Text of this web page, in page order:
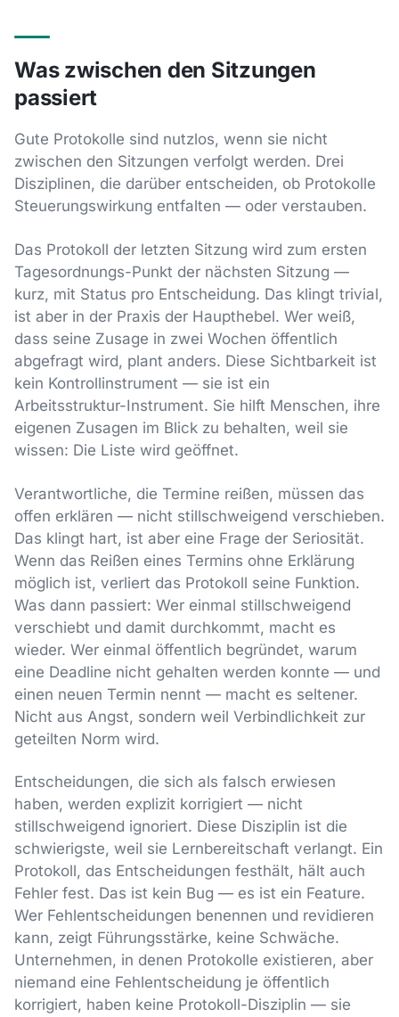
Was zwischen den Sitzungen
passiert
Gute Protokolle sind nutzlos, wenn sie nicht
zwischen den Sitzungen verfolgt werden. Drei
Disziplinen, die darüber entscheiden, ob Protokolle
Steuerungswirkung entfalten — oder verstauben.
Das Protokoll der letzten Sitzung wird zum ersten
Tagesordnungs-Punkt der nächsten Sitzung —
kurz, mit Status pro Entscheidung. Das klingt trivial,
ist aber in der Praxis der Haupthebel. Wer weiß,
dass seine Zusage in zwei Wochen öffentlich
abgefragt wird, plant anders. Diese Sichtbarkeit ist
kein Kontrollinstrument — sie ist ein
Arbeitsstruktur-Instrument. Sie hilft Menschen, ihre
eigenen Zusagen im Blick zu behalten, weil sie
wissen: Die Liste wird geöffnet.
Verantwortliche, die Termine reißen, müssen das
offen erklären — nicht stillschweigend verschieben.
Das klingt hart, ist aber eine Frage der Seriosität.
Wenn das Reißen eines Termins ohne Erklärung
möglich ist, verliert das Protokoll seine Funktion.
Was dann passiert: Wer einmal stillschweigend
verschiebt und damit durchkommt, macht es
wieder. Wer einmal öffentlich begründet, warum
eine Deadline nicht gehalten werden konnte — und
einen neuen Termin nennt — macht es seltener.
Nicht aus Angst, sondern weil Verbindlichkeit zur
geteilten Norm wird.
Entscheidungen, die sich als falsch erwiesen
haben, werden explizit korrigiert — nicht
stillschweigend ignoriert. Diese Disziplin ist die
schwierigste, weil sie Lernbereitschaft verlangt. Ein
Protokoll, das Entscheidungen festhält, hält auch
Fehler fest. Das ist kein Bug — es ist ein Feature.
Wer Fehlentscheidungen benennen und revidieren
kann, zeigt Führungsstärke, keine Schwäche.
Unternehmen, in denen Protokolle existieren, aber
niemand eine Fehlentscheidung je öffentlich
korrigiert, haben keine Protokoll-Disziplin — sie